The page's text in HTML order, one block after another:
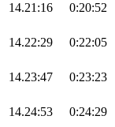
14.21:16 0:20:52
14.22:29 0:22:05
14.23:47 0:23:23
14.24:53 0:24:29